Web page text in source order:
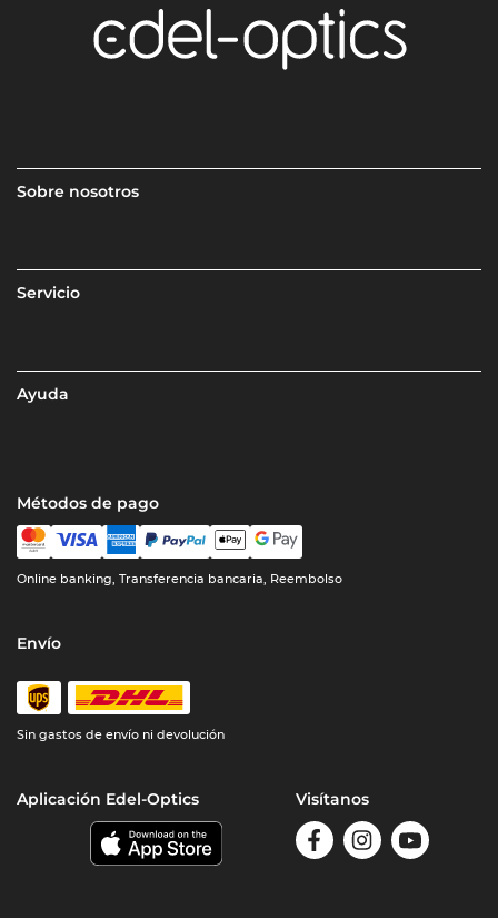
Sobre nosotros
Servicio
Ayuda
Métodos de pago
Online banking, Transferencia bancaria, Reembolso
Envío
Sin gastos de envío ni devolución
Aplicación Edel-Optics Visítanos